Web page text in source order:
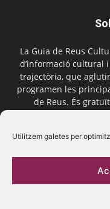
Utilitzem galetes per
La Guia de Reus
d’informació cultural
trajectòria, que
programen les
de Reus. És